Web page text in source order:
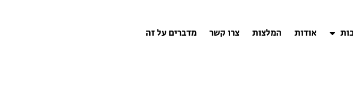
אודות המלצות צרו קשר מדברים על זה